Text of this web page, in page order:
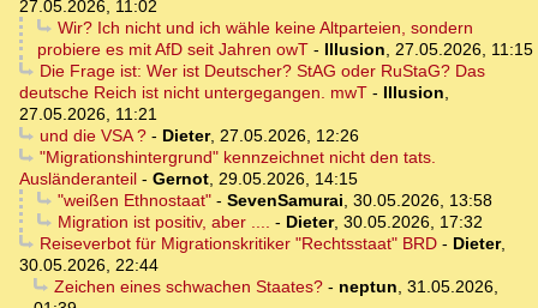
27.05.2026, 11:02
Wir? Ich nicht und ich wähle keine Altparteien, sondern
probiere es mit AfD seit Jahren owT - Illusion, 27.05.2026, 11:15
Die Frage ist: Wer ist Deutscher? StAG oder RuStaG? Das
deutsche Reich ist nicht untergegangen. mwT - Illusion,
27.05.2026, 11:21
und die VSA ?- Dieter, 27.05.2026, 12:26
"Migrationshintergrund" kennzeichnet nicht den tats.
Ausländeranteil - Gernot, 29.05.2026, 14:15
"weißen Ethnostaat"- SevenSamurai, 30.05.2026, 13:58
Migration ist positiv, aber .... - Dieter, 30.05.2026, 17:32
Reiseverbot für Migrationskritiker "Rechtsstaat" BRD- Dieter,
30.05.2026, 22:44
Zeichen eines schwachen Staates?- neptun, 31.05.2026,